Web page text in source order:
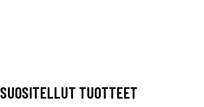
SUOSITELLUT TUOTTEET